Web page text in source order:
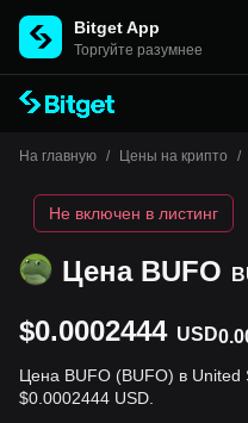
Bitget App
Торгуйте разумнее
На главную / Цены на крипто /
Цена BUFO
Не включен в листинг
$0.0002444 USD
Цена BUFO (BUFO) в United
$0.0002444 USD.